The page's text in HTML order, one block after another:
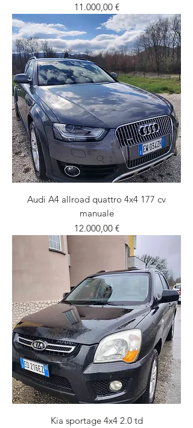
Prezzo
11.000,00 €
Audi A4 allroad quattro 4x4 177 cv
manuale
Prezzo
12.000,00 €
Kia sportage 4x4 2.0 td